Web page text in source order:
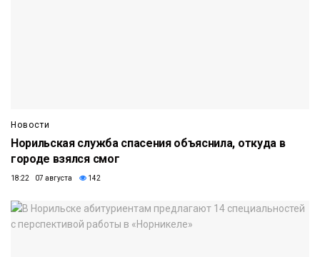
Новости
Норильская служба спасения объяснила, откуда в
городе взялся смог
18:22 07 августа 142